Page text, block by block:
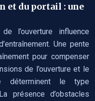
et du portail : une
l’ouverture influence
Une pente
pour compenser
de l’ouverture et le
déterminent le type
présence d’obstacles